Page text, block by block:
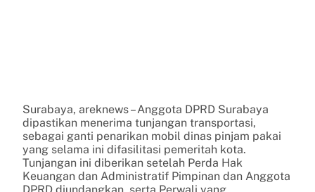
Surabaya, areknews – Anggota DPRD Surabaya
dipastikan menerima tunjangan transportasi,
sebagai ganti penarikan mobil dinas pinjam pakai
yang selama ini difasilitasi pemeritah kota.
Tunjangan ini diberikan setelah Perda Hak
Keuangan dan Administratif Pimpinan dan Anggota
DPRD diundangkan, serta Perwali yang